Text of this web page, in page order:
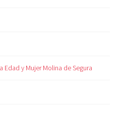
Edad y Mujer Molina de Segura